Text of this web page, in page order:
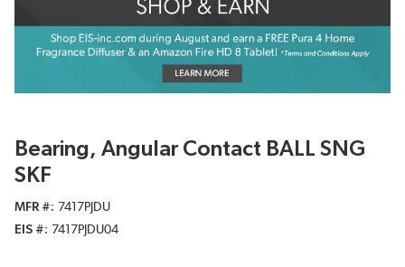
Bearing, Angular Contact BALL SNG
SKF
MFR #
7417PJDU
EIS #
7417PJDU04